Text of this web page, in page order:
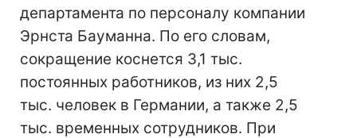
департамента по персоналу компании
Эрнста Бауманна. По его словам,
сокращение коснется 3,1 тыс.
постоянных работников, из них 2,5
тыс. человек в Германии, а также 2,5
тыс. временных сотрудников. При